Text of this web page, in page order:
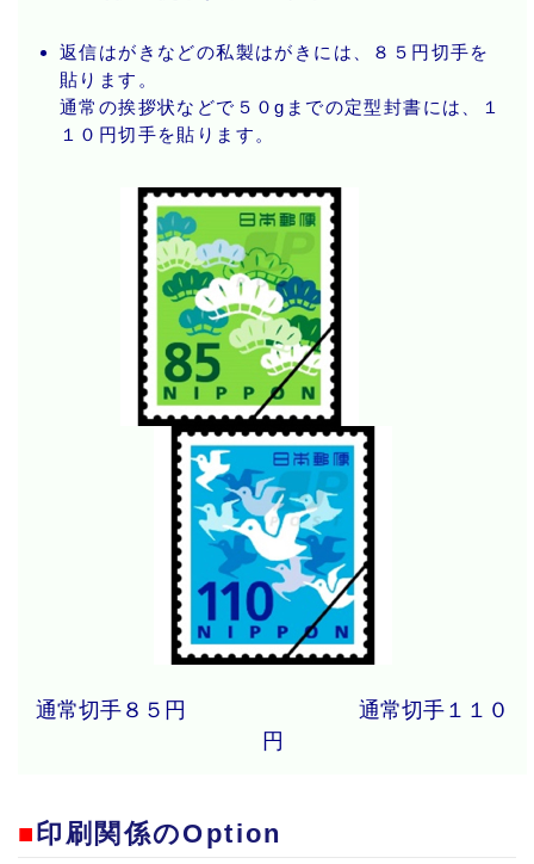
返信はがきなどの私製はがきには、８５円切手を
貼ります。
通常の挨拶状などで５０gまでの定型封書には、１
１０円切手を貼ります。
通常切手８５円 通常切手１１０
円
■印刷関係のOption